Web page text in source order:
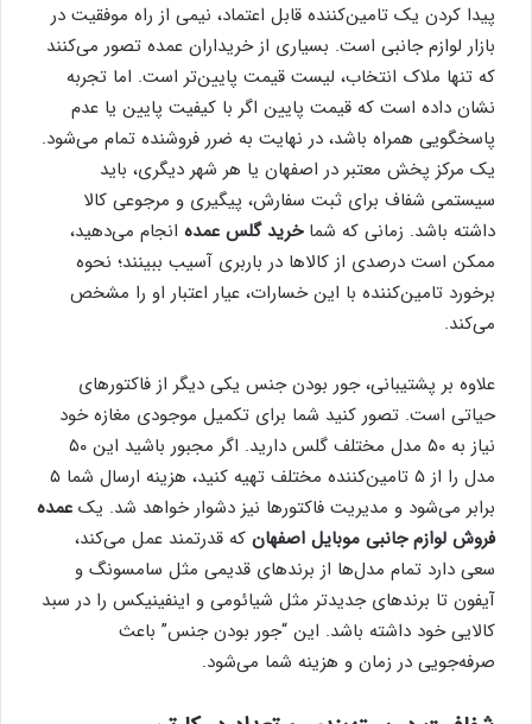
پیدا کردن یک تامین‌کننده قابل اعتماد، نیمی از راه موفقیت در
بازار لوازم جانبی است. بسیاری از خریداران عمده تصور می‌کنند
که تنها ملاک انتخاب، لیست قیمت پایین‌تر است. اما تجربه
نشان داده است که قیمت پایین اگر با کیفیت پایین یا عدم
پاسخگویی همراه باشد، در نهایت به ضرر فروشنده تمام می‌شود.
یک مرکز پخش معتبر در اصفهان یا هر شهر دیگری، باید
سیستمی شفاف برای ثبت سفارش، پیگیری و مرجوعی کالا
داشته باشد. زمانی که شماخرید گلس عمده انجام می‌دهید،
ممکن است درصدی از کالاها در باربری آسیب ببینند؛ نحوه
برخورد تامین‌کننده با این خسارات، عیار اعتبار او را مشخص
می‌کند.
علاوه بر پشتیبانی، جور بودن جنس یکی دیگر از فاکتورهای
حیاتی است. تصور کنید شما برای تکمیل موجودی مغازه خود
نیاز به ۵۰ مدل مختلف گلس دارید. اگر مجبور باشید این ۵۰
مدل را از ۵ تامین‌کننده مختلف تهیه کنید، هزینه ارسال شما ۵
برابر می‌شود و مدیریت فاکتورها نیز دشوار خواهد شد. یک عمده
فروش لوازم جانبی موبایل اصفهان که قدرتمند عمل می‌کند،
سعی دارد تمام مدل‌ها از برندهای قدیمی مثل سامسونگ و
آیفون تا برندهای جدیدتر مثل شیائومی و اینفینیکس را در سبد
کالایی خود داشته باشد. این “جور بودن جنس” باعث
صرفه‌جویی در زمان و هزینه شما می‌شود.